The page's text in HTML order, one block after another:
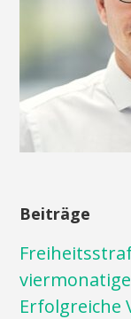
Beiträge
Erfolgreiche